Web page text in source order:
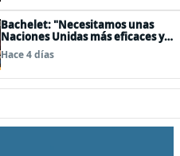
Bachelet: "Necesitamos unas
Naciones Unidas más eficaces y
cercanas a las personas"
Hace 4 días